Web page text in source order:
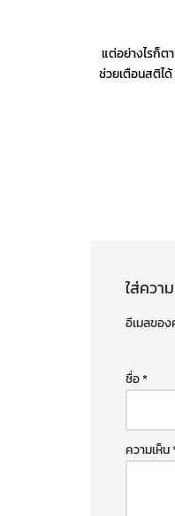
แต่อย่างไรก็ต
ช่วยเตือนสติไ
ใส่ควา
อีเมลขอ
ชื่อ*
ความเห็น